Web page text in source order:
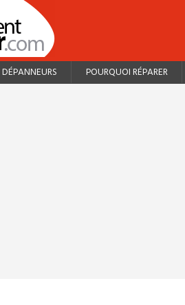
DÉPANNEURS POURQUOI RÉPARER